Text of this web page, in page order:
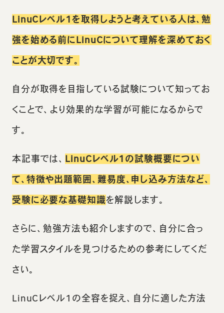
LinuCレベル1を取得しようと考えている人は、勉
強を始める前にLinuCについて理解を深めておく
ことが大切です。
自分が取得を目指している試験について知ってお
くことで、より効果的な学習が可能になるからで
す。
本記事では、 LinuCレベル1の試験概要につい
て、特徴や出題範囲、難易度、申し込み方法など、
受験に必要な基礎知識を解説します。
さらに、勉強方法も紹介しますので、自分に合っ
た学習スタイルを見つけるための参考にしてくだ
さい。
LinuCレベル1の全容を捉え、自分に適した方法